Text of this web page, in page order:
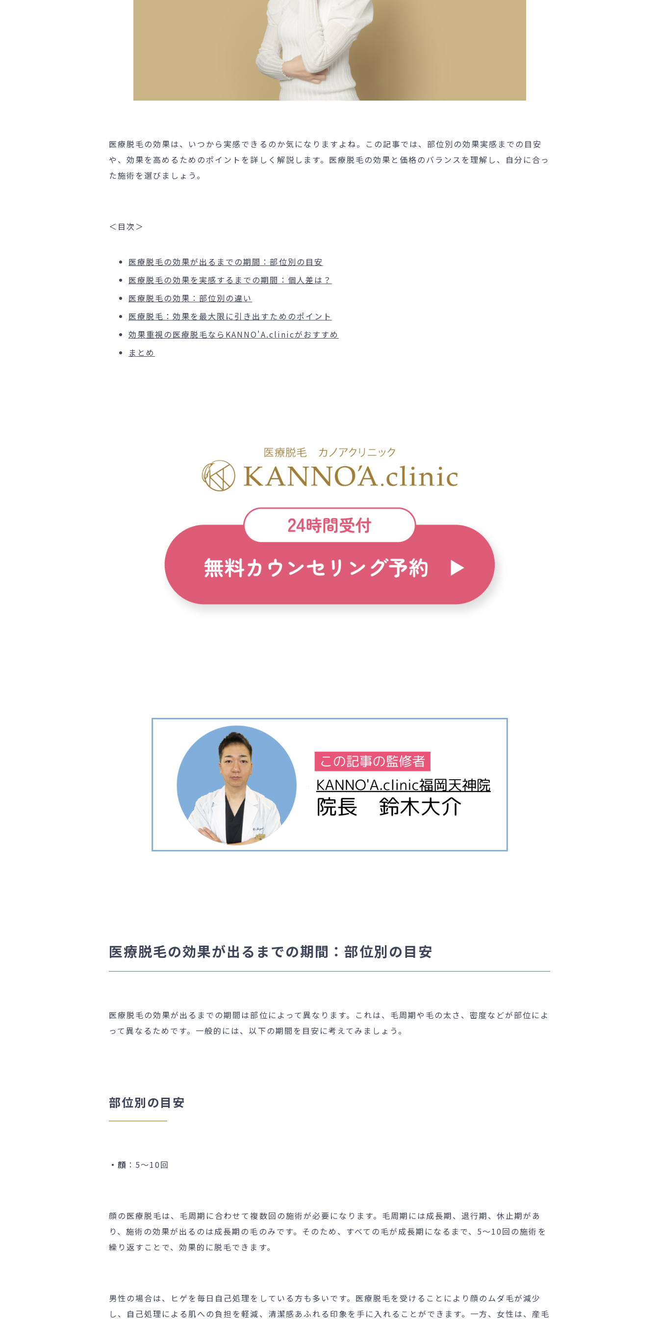
個人情報保護方針 特定商取引法に基づく表記
医療脱毛の効果は、いつから実感できるのか気になりますよね。この記事では、部位別の効果実感までの目安
や、効果を高めるためのポイントを詳しく解説します。医療脱毛の効果と価格のバランスを理解し、自分に合っ
た施術を選びましょう。
＜目次＞
医療脱毛の効果が出るまでの期間：部位別の目安
医療脱毛の効果を実感するまでの期間：個人差は？
医療脱毛の効果：部位別の違い
医療脱毛：効果を最大限に引き出すためのポイント
効果重視の医療脱毛ならKANNO'A.clinicがおすすめ
まとめ
医療脱毛の効果が出るまでの期間：部位別の目安
医療脱毛の効果が出るまでの期間は部位によって異なります。これは、毛周期や毛の太さ、密度などが部位によ
って異なるためです。一般的には、以下の期間を目安に考えてみましょう。
部位別の目安
・顔 ：5～10回
顔の医療脱毛は、毛周期に合わせて複数回の施術が必要になります。毛周期には成長期、退行期、休止期があ
り、施術の効果が出るのは成長期の毛のみです。そのため、すべての毛が成長期になるまで、5～10回の施術を
繰り返すことで、効果的に脱毛できます。
男性の場合は、ヒゲを毎日自己処理をしている方も多いです。医療脱毛を受けることにより顔のムダ毛が減少
し、自己処理による肌への負担を軽減、清潔感あふれる印象を手に入れることができます。一方、女性は、産毛